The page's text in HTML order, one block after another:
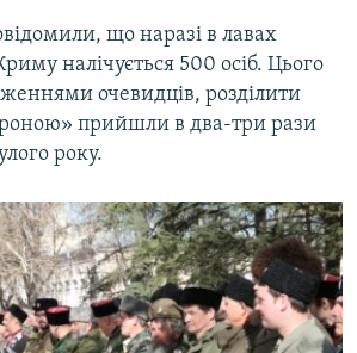
що наразі в лавах
налічується 500 осіб. Цього
очевидців, розділити
прийшли в два-три рази
року.